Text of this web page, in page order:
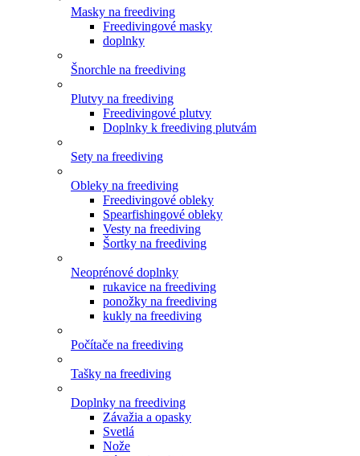
Masky na freediving
Freedivingové masky
doplnky
Šnorchle na freediving
Plutvy na freediving
Freedivingové plutvy
Doplnky k freediving plutvám
Sety na freediving
Obleky na freediving
Freedivingové obleky
Spearfishingové obleky
Vesty na freediving
Šortky na freediving
Neoprénové doplnky
rukavice na freediving
ponožky na freediving
kukly na freediving
Počítače na freediving
Tašky na freediving
Doplnky na freediving
Závažia a opasky
Svetlá
Nože